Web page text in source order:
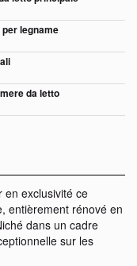
legname
da letto
en exclusivité ce
entièrement rénové en
dans un cadre
sur les